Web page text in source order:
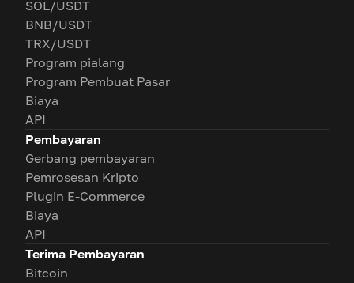
SOL/USDT
BNB/USDT
TRX/USDT
Program pialang
Program Pembuat Pasar
Biaya
API
Pembayaran
Gerbang pembayaran
Pemrosesan Kripto
Plugin E-Commerce
Biaya
API
Terima Pembayaran
Bitcoin